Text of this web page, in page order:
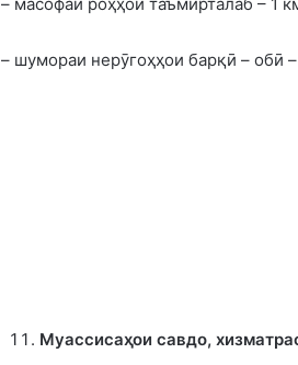
– шумораи нерӯгоҳҳои барқӣ – обӣ
Муассисаҳои савдо,